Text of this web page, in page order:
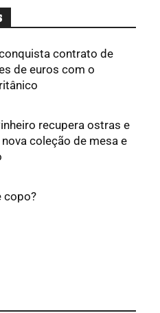
conquista contrato de
de euros com o
recupera ostras e
coleção de mesa e
copo?